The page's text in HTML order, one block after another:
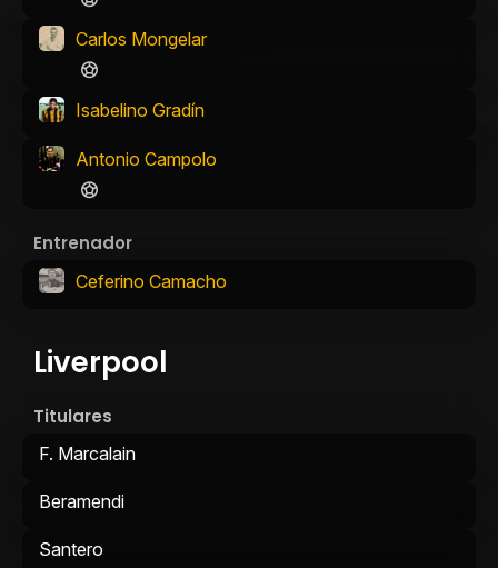
Carlos Mongelar
Isabelino Gradín
Antonio Campolo
Entrenador
Ceferino Camacho
Liverpool
Titulares
F. Marcalain
Beramendi
Santero